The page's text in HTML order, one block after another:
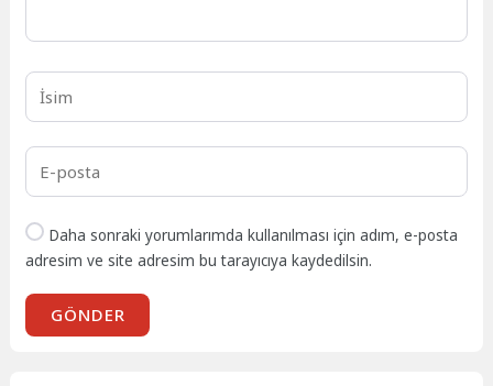
Daha sonraki yorumlarımda kullanılması için adım, e-posta
adresim ve site adresim bu tarayıcıya kaydedilsin.
GÖNDER